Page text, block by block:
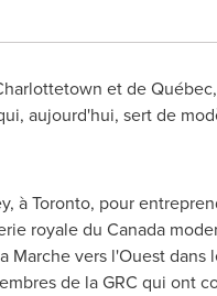
et de
aujourd'hui, sert de
àToronto, pour
royale du Canada
vers l'Ouest dans
de la GRC qui ont